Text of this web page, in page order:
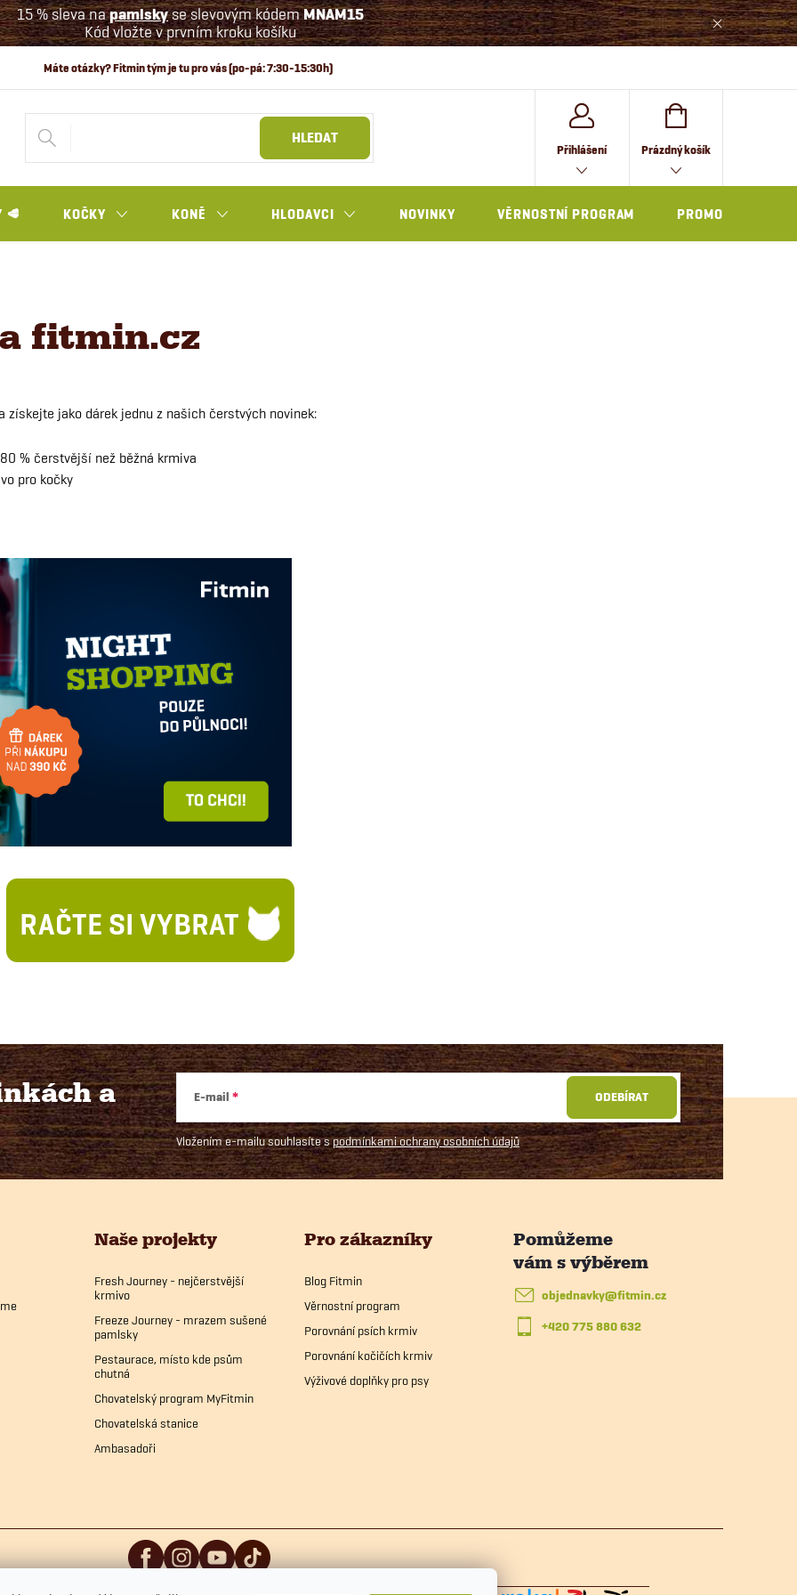
15 % sleva napamlskyse slevovým kódemMNAM15
Kód vložte v prvním kroku košíku
HLEDAT
Přihlášení
NÁKUPNÍ
KOŠÍK
Prázdný košík
🥩 KOČKY KONĚ HLODAVCI NOVINKY VĚRNOSTNÍ PROGRAM PROMO
fitmin.cz
jako dárek jednu z našich čerstvých novinek:
% čerstvější než běžná krmiva
pro kočky
a
E-mail
Vložením e-mailu souhlasíte spodmínkami ochrany osobních údajů
ODEBÍRAT
Naše projekty
Fresh Journey - nejčerstvější
krmivo
Freeze Journey - mrazem sušené
pamlsky
Pestaurace, místo kde psům
chutná
Chovatelský program MyFitmin
Chovatelská stanice
Ambasadoři
Pro zákazníky
Blog Fitmin
Věrnostní program
Porovnání psích krmiv
Porovnání kočičích krmiv
Výživové doplňky pro psy
objednavky@fitmin.cz
+420 775 880 632